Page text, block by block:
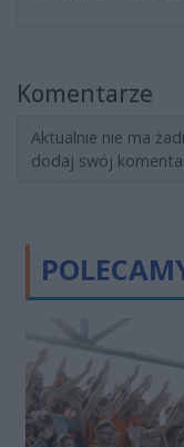
Komentarze
Aktualnie nie ma
dodaj swój